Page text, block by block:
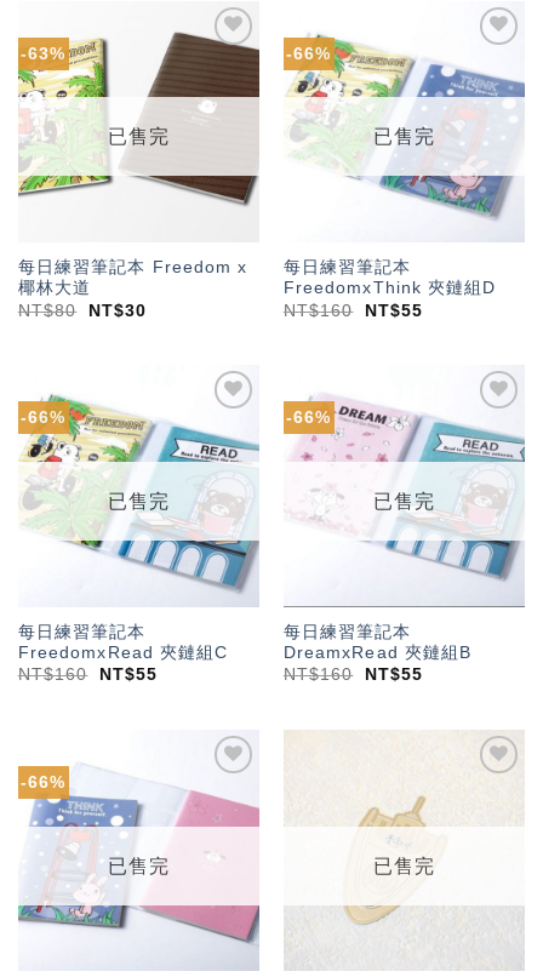
-63%
望輕
已售完
每日練習筆記本 Freedom x
椰林大道
NT$80 NT$30
-66%
「願
望輕
已售完
每日練習筆記本
FreedomxThink 夾鏈組D
NT$160 NT$55
-66%
「願
望輕
已售完
每日練習筆記本
FreedomxRead 夾鏈組C
NT$160 NT$55
-66%
加入
「願
望輕
已售完
每日練習筆記本
DreamxRead 夾鏈組B
NT$160 NT$55
-66%
「願
望輕
已售完
望輕
已售完